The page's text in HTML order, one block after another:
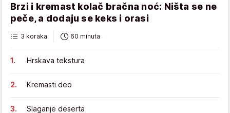
Brzi i kremast kolač bračna noć: Ništa se ne
peče, a dodaju se keks i orasi
3 koraka 60 minuta
Hrskava tekstura
Kremasti deo
Slaganje deserta